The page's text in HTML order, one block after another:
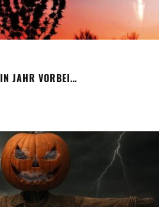
JAHR VORBEI…